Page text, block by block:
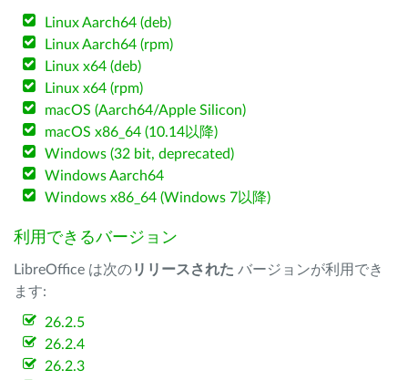
Linux Aarch64 (deb)
Linux Aarch64 (rpm)
Linux x64 (deb)
Linux x64 (rpm)
macOS (Aarch64/Apple Silicon)
macOS x86_64 (10.14以降)
Windows (32 bit, deprecated)
Windows Aarch64
Windows x86_64 (Windows 7以降)
利用できるバージョン
LibreOffice は次のリリースされた バージョンが利用でき
ます:
26.2.5
26.2.4
26.2.3